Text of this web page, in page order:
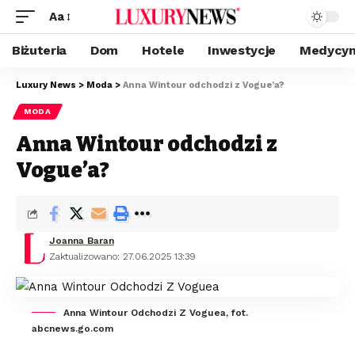
Aa
Biżuteria Dom Hotele Inwestycje
Luxury News > Moda > Anna Wintour odchodzi z Vogue’a?
MODA
Anna Wintour odchodzi z
Vogue’a?
Zaktualizowano: 27.06.2025 13:39
Joanna Baran
Anna Wintour Odchodzi Z Voguea, fot.
abcnews.go.com